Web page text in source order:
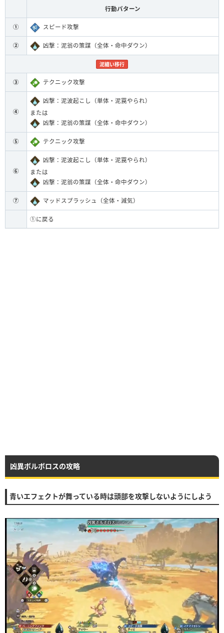
行動パターン
① スピード攻撃
② 凶撃：泥翁の策謀（全体・命中ダウン）
泥纏い移行
③ テクニック攻撃
④
凶撃：泥波起こし（単体・泥罠やられ）
または
凶撃：泥翁の策謀（全体・命中ダウン）
⑤ テクニック攻撃
⑥
凶撃：泥波起こし（単体・泥罠やられ）
または
凶撃：泥翁の策謀（全体・命中ダウン）
⑦ マッドスプラッシュ（全体・減気）
①に戻る
凶異ボルボロスの攻略
青いエフェクトが舞っている時は頭部を攻撃しないようにしよう